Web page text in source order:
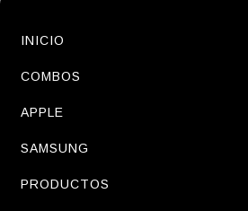
INICIO
COMBOS
APPLE
SAMSUNG
PRODUCTOS